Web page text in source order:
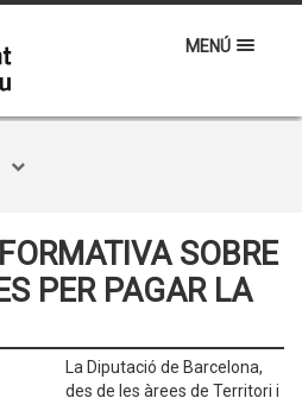
MENÚ
SOBRE
PER PAGAR LA
La Diputació de Barcelona,
des de les àrees de Territori i